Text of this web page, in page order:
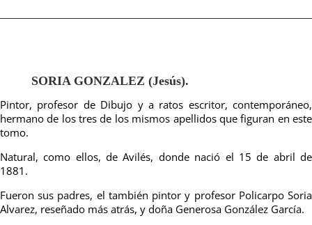
SORIA GONZALEZ (Jesús).
Pintor, profesor de Dibujo y a ratos escritor, contemporáneo,
hermano de los tres de los mismos apellidos que figuran en este
tomo.
Natural, como ellos, de Avilés, donde nació el 15 de abril de
1881.
Fueron sus padres, el también pintor y profesor Policarpo Soria
Alvarez, reseñado más atrás, y doña Generosa González García.